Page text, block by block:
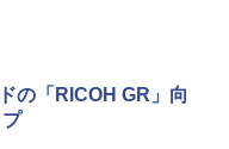
の「RICOH GR」向